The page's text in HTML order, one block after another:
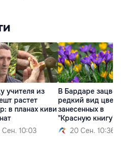
учителя из
растет
в планах киви
Сен. 10:03
В Бардаре зацвел
редкий вид
занесенных в
"Красную книгу"
20 Сен. 10:36